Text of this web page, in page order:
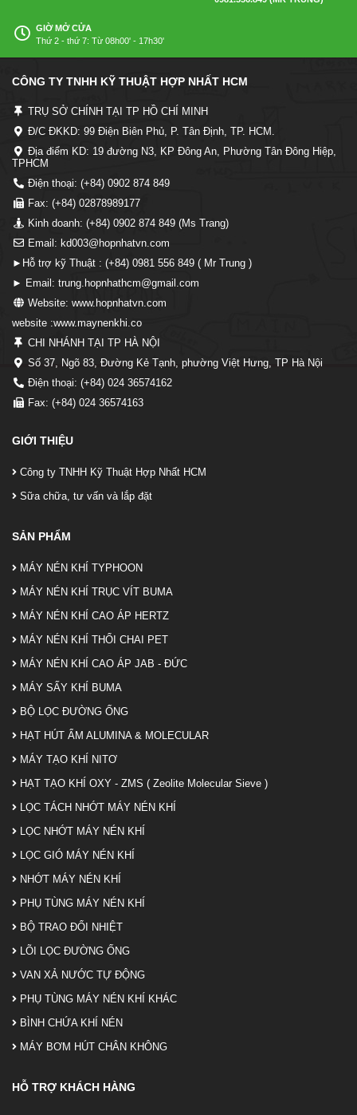
GIỜ MỞ CỬA
Thứ 2 - thứ 7: Từ 08h00' - 17h30'
CÔNG TY TNHH KỸ THUẬT HỢP NHẤT HCM
TRỤ SỞ CHÍNH TẠI TP HỒ CHÍ MINH
Đ/C ĐKKD: 99 Điện Biên Phủ, P. Tân Định, TP. HCM.
Địa điểm KD: 19 đường N3, KP Đông An, Phường Tân Đông Hiệp,
TPHCM
Điện thoại: (+84) 0902 874 849
Fax: (+84) 02878989177
Kinh doanh: (+84) 0902 874 849 (Ms Trang)
Email: kd003@hopnhatvn.com
►Hỗ trợ kỹ Thuật : (+84) 0981 556 849 ( Mr Trung )
► Email: trung.hopnhathcm@gmail.com
Website: www.hopnhatvn.com
website :www.maynenkhi.co
CHI NHÁNH TẠI TP HÀ NỘI
Số 37, Ngõ 83, Đường Kẻ Tạnh, phường Việt Hưng, TP Hà Nội
Điện thoại: (+84) 024 36574162
Fax: (+84) 024 36574163
GIỚI THIỆU
Công ty TNHH Kỹ Thuật Hợp Nhất HCM
Sữa chữa, tư vấn và lắp đặt
SẢN PHẨM
MÁY NÉN KHÍ TYPHOON
MÁY NÉN KHÍ TRỤC VÍT BUMA
MÁY NÉN KHÍ CAO ÁP HERTZ
MÁY NÉN KHÍ THỔI CHAI PET
MÁY NÉN KHÍ CAO ÁP JAB - ĐỨC
MÁY SẤY KHÍ BUMA
BỘ LỌC ĐƯỜNG ỐNG
HẠT HÚT ẨM ALUMINA & MOLECULAR
MÁY TẠO KHÍ NITƠ
HẠT TẠO KHÍ OXY - ZMS ( Zeolite Molecular Sieve )
LỌC TÁCH NHỚT MÁY NÉN KHÍ
LỌC NHỚT MÁY NÉN KHÍ
LỌC GIÓ MÁY NÉN KHÍ
NHỚT MÁY NÉN KHÍ
PHỤ TÙNG MÁY NÉN KHÍ
BỘ TRAO ĐỔI NHIỆT
LÕI LỌC ĐƯỜNG ỐNG
VAN XẢ NƯỚC TỰ ĐỘNG
PHỤ TÙNG MÁY NÉN KHÍ KHÁC
BÌNH CHỨA KHÍ NÉN
MÁY BƠM HÚT CHÂN KHÔNG
HỖ TRỢ KHÁCH HÀNG